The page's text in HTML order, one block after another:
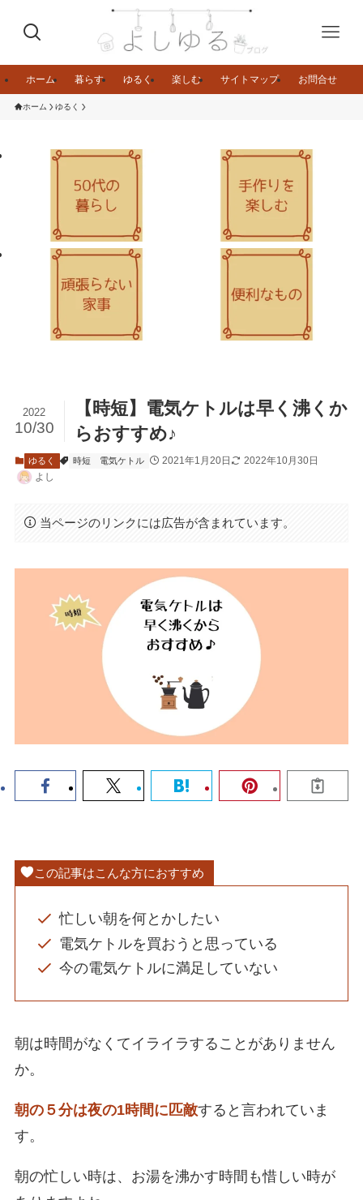
ホーム 暮らす ゆるく 楽しむ サイトマップ お問合せ
ホーム ゆるく
【時短】電気ケトルは早く沸くか
らおすすめ♪
2022
10/30
ゆるく 時短 電気ケトル 2021年1月20日
2022年10月30日
よし
当ページのリンクには広告が含まれています。
この記事はこんな方におすすめ
忙しい朝を何とかしたい
電気ケトルを買おうと思っている
今の電気ケトルに満足していない
朝は時間がなくてイライラすることがありません
か。
朝の５分は夜の1時間に匹敵すると言われていま
す。
朝の忙しい時は、お湯を沸かす時間も惜しい時が